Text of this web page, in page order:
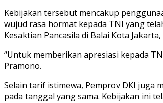
Kebijakan tersebut mencakup
wujud rasa hormat kepada TNI yang
Kesaktian Pancasila di Balai Kota
“Untuk memberikan apresiasi kepada
Pramono.
Selain tarif istimewa, Pemprov DKI juga
pada tanggal yang sama. Kebijakan ini